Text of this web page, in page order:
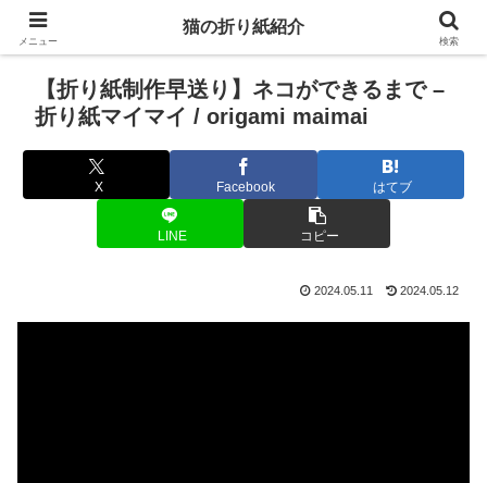
【折り紙制作早送り】ネコができるまで –
折り紙マイマイ / origami maimai
X Facebook はてブ
LINE コピー
2024.05.11 2024.05.12
メニュー
猫の折り紙紹介
検索